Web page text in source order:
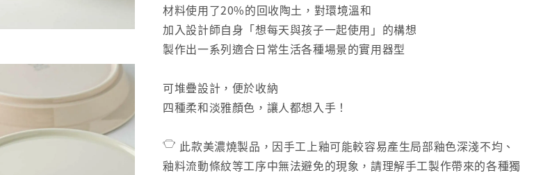
材料使用了20%的回收陶土，對環境溫和
加入設計師自身「想每天與孩子一起使用」的構想
製作出一系列適合日常生活各種場景的實用器型
可堆疊設計，便於收納
四種柔和淡雅顏色，讓人都想入手！
𓎵 此款美濃燒製品，因手工上釉可能較容易產生局部釉色深淺不均、
釉料流動條紋等工序中無法避免的現象，請理解手工製作帶來的各種獨